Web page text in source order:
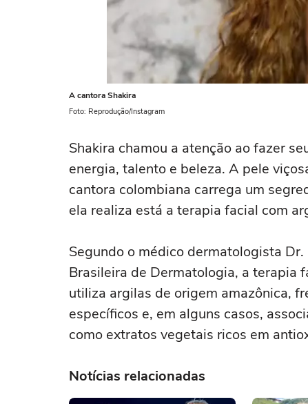
A cantora Shakira
Foto: Reprodução/Instagram
Shakira chamou a atenção ao fazer
energia, talento e beleza. A pele
cantora colombiana carrega um
ela realiza está a terapia facial com
Segundo o médico dermatologista
Brasileira de Dermatologia, a terapia
utiliza argilas de origem amazônica,
específicos e, em alguns casos,
como extratos vegetais ricos em
Notícias relacionadas